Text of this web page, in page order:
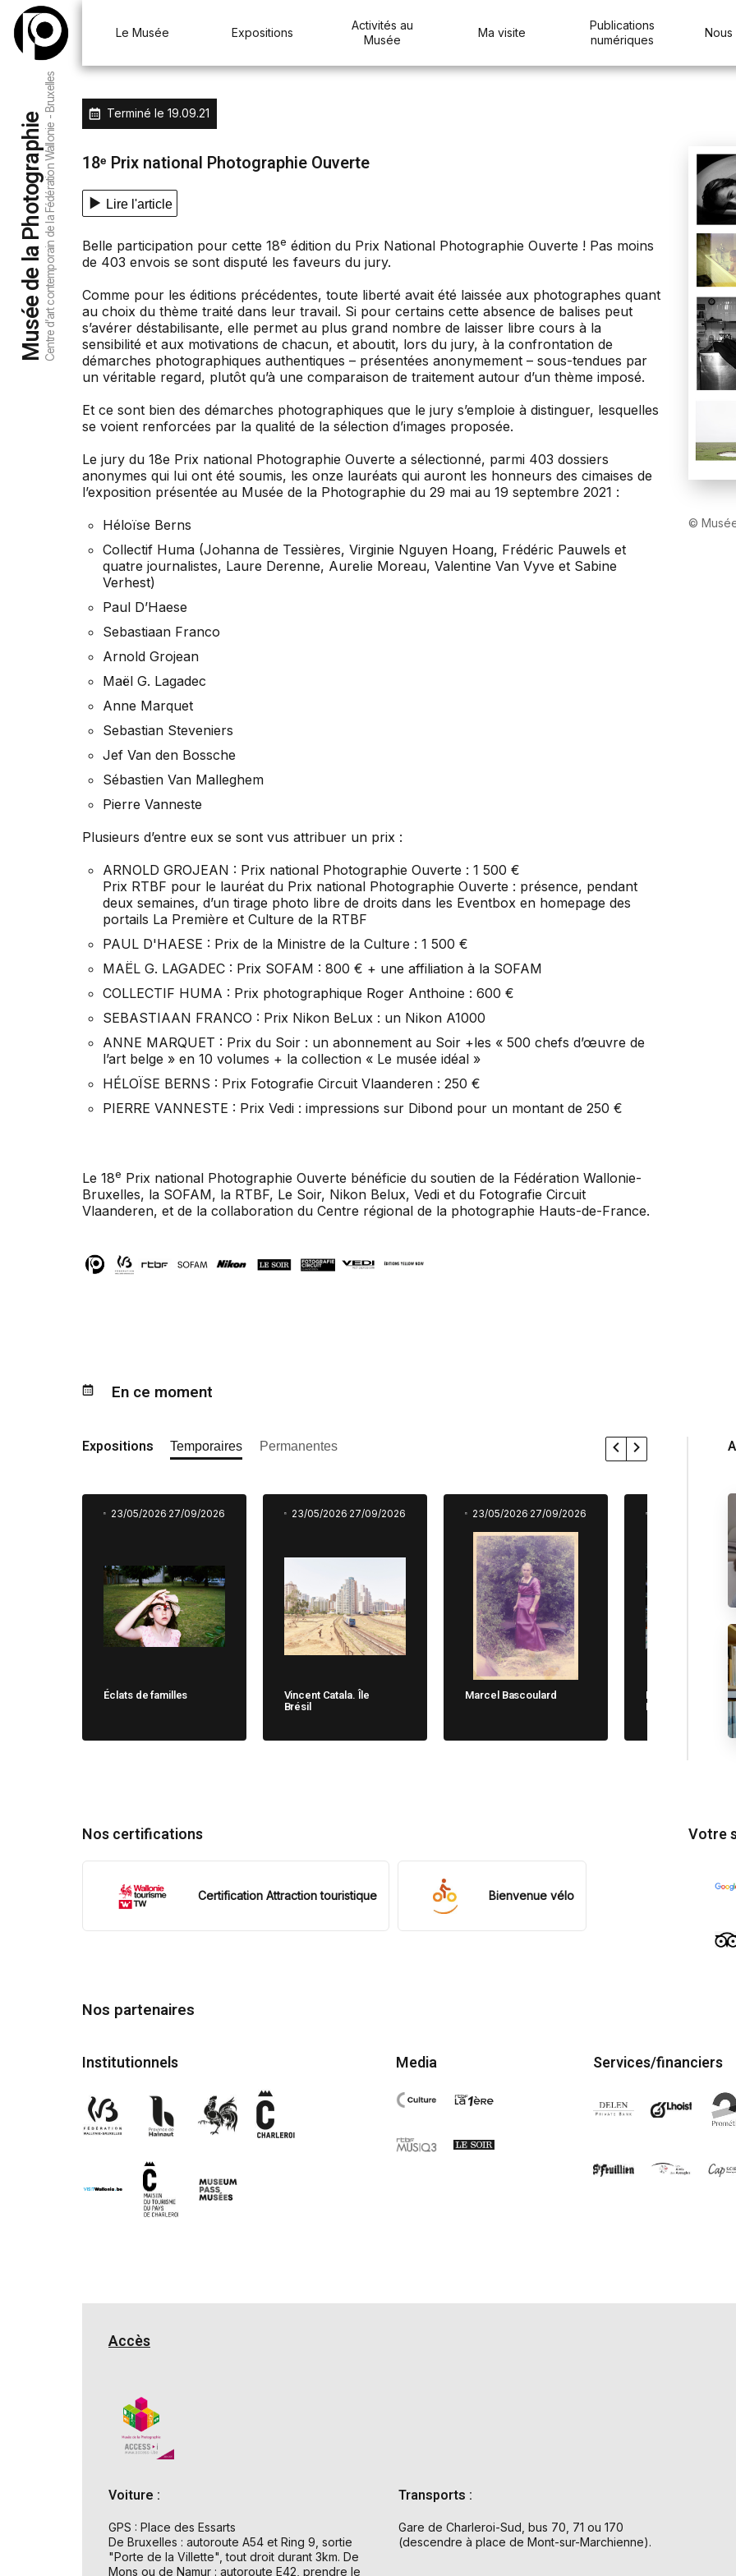
Musée de la PhotographieCentre d’art contemporain de la Fédération Wallonie - Bruxelles
Le Musée Expositions
Activités au
Musée
Ma visite
Publications
numériques
Nous
Terminé le 19.09.21
18ᵉ Prix national Photographie Ouverte
Lire l'article
Belle participation pour cette 18e édition du Prix National Photographie Ouverte ! Pas moins
de 403 envois se sont disputé les faveurs du jury.
Comme pour les éditions précédentes, toute liberté avait été laissée aux photographes quant
au choix du thème traité dans leur travail. Si pour certains cette absence de balises peut
s’avérer déstabilisante, elle permet au plus grand nombre de laisser libre cours à la
sensibilité et aux motivations de chacun, et aboutit, lors du jury, à la confrontation de
démarches photographiques authentiques – présentées anonymement – sous-tendues par
un véritable regard, plutôt qu’à une comparaison de traitement autour d’un thème imposé.
Et ce sont bien des démarches photographiques que le jury s’emploie à distinguer, lesquelles
se voient renforcées par la qualité de la sélection d’images proposée.
Le jury du 18e Prix national Photographie Ouverte a sélectionné, parmi 403 dossiers
anonymes qui lui ont été soumis, les onze lauréats qui auront les honneurs des cimaises de
l’exposition présentée au Musée de la Photographie du 29 mai au 19 septembre 2021 :
Héloïse Berns
Collectif Huma (Johanna de Tessières, Virginie Nguyen Hoang, Frédéric Pauwels et
quatre journalistes, Laure Derenne, Aurelie Moreau, Valentine Van Vyve et Sabine
Verhest)
Paul D’Haese
Sebastiaan Franco
Arnold Grojean
Maël G. Lagadec
Anne Marquet
Sebastian Steveniers
Jef Van den Bossche
Sébastien Van Malleghem
Pierre Vanneste
Plusieurs d’entre eux se sont vus attribuer un prix :
ARNOLD GROJEAN : Prix national Photographie Ouverte : 1 500 €
Prix RTBF pour le lauréat du Prix national Photographie Ouverte : présence, pendant
deux semaines, d’un tirage photo libre de droits dans les Eventbox en homepage des
portails La Première et Culture de la RTBF
PAUL D'HAESE : Prix de la Ministre de la Culture : 1 500 €
MAËL G. LAGADEC : Prix SOFAM : 800 € + une affiliation à la SOFAM
COLLECTIF HUMA : Prix photographique Roger Anthoine : 600 €
SEBASTIAAN FRANCO : Prix Nikon BeLux : un Nikon A1000
ANNE MARQUET : Prix du Soir : un abonnement au Soir +les « 500 chefs d’œuvre de
l’art belge » en 10 volumes + la collection « Le musée idéal »
HÉLOÏSE BERNS : Prix Fotografie Circuit Vlaanderen : 250 €
PIERRE VANNESTE : Prix Vedi : impressions sur Dibond pour un montant de 250 €
Le 18e Prix national Photographie Ouverte bénéficie du soutien de la Fédération Wallonie-
Bruxelles, la SOFAM, la RTBF, Le Soir, Nikon Belux, Vedi et du Fotografie Circuit
Vlaanderen, et de la collaboration du Centre régional de la photographie Hauts-de-France.
©
En ce moment
Expositions Temporaires Permanentes
23/05/2026 27/09/2026
Éclats de familles
23/05/2026 27/09/2026
Vincent Catala. Île
Brésil
23/05/2026 27/09/2026
Marcel Bascoulard
27/
Michela Cane. Chi
Non Dimentica
Nos certifications
Certification Attraction touristique Bienvenue vélo
Votre
Nos partenaires
Institutionnels Media Services/financiers
Accès
Voiture :
GPS : Place des Essarts
De Bruxelles : autoroute A54 et Ring 9, sortie
"Porte de la Villette", tout droit durant 3km. De
Mons ou de Namur : autoroute E42, prendre le
Transports :
Gare de Charleroi-Sud, bus 70, 71 ou 170
(descendre à place de Mont-sur-Marchienne).